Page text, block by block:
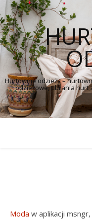
Hurtownie odzieży –
odzieżowe, ubrania hurt
Moda w aplikacji